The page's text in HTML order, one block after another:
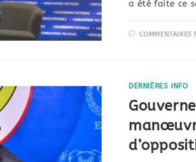
a été faite ce
COMMENTAIRES
DERNIÈRES INFO